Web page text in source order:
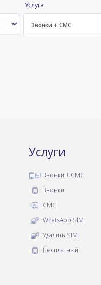
Услуга
Звонки + СМС
Услуги
Звонки + СМС
Звонки
СМС
WhatsApp SIM
Удалить SIM
Бесплатный